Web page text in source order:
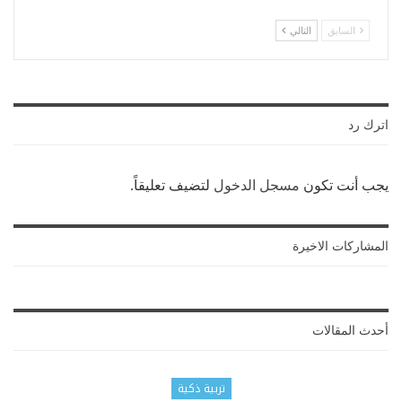
السابق التالي
اترك رد
يجب أنت تكون مسجل الدخول لتضيف تعليقاً.
المشاركات الاخيرة
أحدث المقالات
تربية ذكية